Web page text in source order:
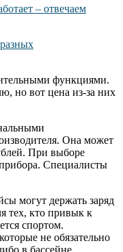
функциями.
но вот цена из-за них
Она может
При выборе
Специалисты
могут держать заряд
тех, кто привык к
спортом.
не обязательно
в бассейне.